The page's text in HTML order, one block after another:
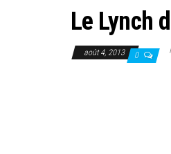
Le Lynch
août 4, 2013 0